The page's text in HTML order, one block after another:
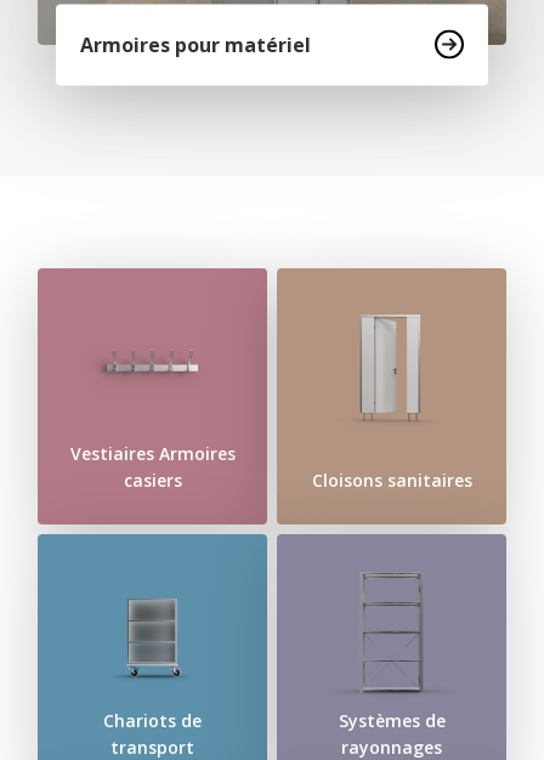
Armoires pour matériel
Vestiaires Armoires
casiers
Cloisons sanitaires
Chariots de
transport
Systèmes de
rayonnages